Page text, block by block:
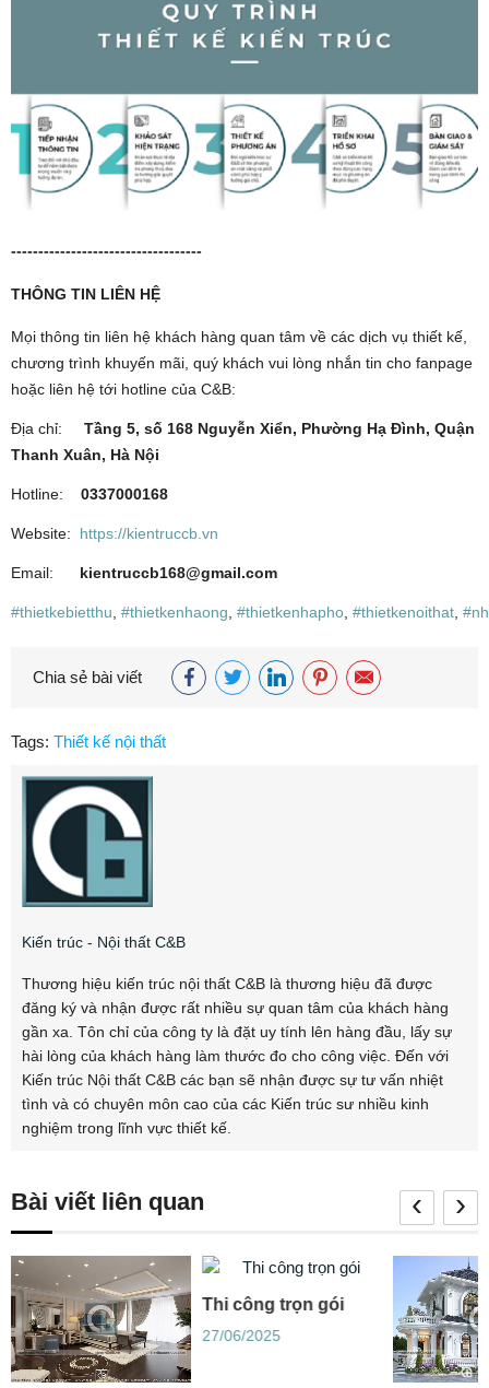
-----------------------------------
THÔNG TIN LIÊN HỆ
Mọi thông tin liên hệ khách hàng quan tâm về các dịch vụ thiết kế,
chương trình khuyến mãi, quý khách vui lòng nhắn tin cho fanpage
hoặc liên hệ tới hotline của C&B:
Địa chỉ: Tầng 5, số 168 Nguyễn Xiển, Phường Hạ Đình, Quận
Thanh Xuân, Hà Nội
Hotline: 0337000168
Website: https://kientruccb.vn
Email: kientruccb168@gmail.com
#thietkebietthu #thietkenhaong #thietkenhapho #thietkenoithat
Chia sẻ bài viết
Tags: Thiết kế nội thất
Kiến trúc - Nội thất C&B
Thương hiệu kiến trúc nội thất C&B là thương hiệu đã được
đăng ký và nhận được rất nhiều sự quan tâm của khách hàng
gần xa. Tôn chỉ của công ty là đặt uy tính lên hàng đầu, lấy sự
hài lòng của khách hàng làm thước đo cho công việc. Đến với
Kiến trúc Nội thất C&B các bạn sẽ nhận được sự tư vấn nhiệt
tình và có chuyên môn cao của các Kiến trúc sư nhiều kinh
nghiệm trong lĩnh vực thiết kế.
Bài viết liên quan
Thi công trọn gói
27/06/2025
‹ ›